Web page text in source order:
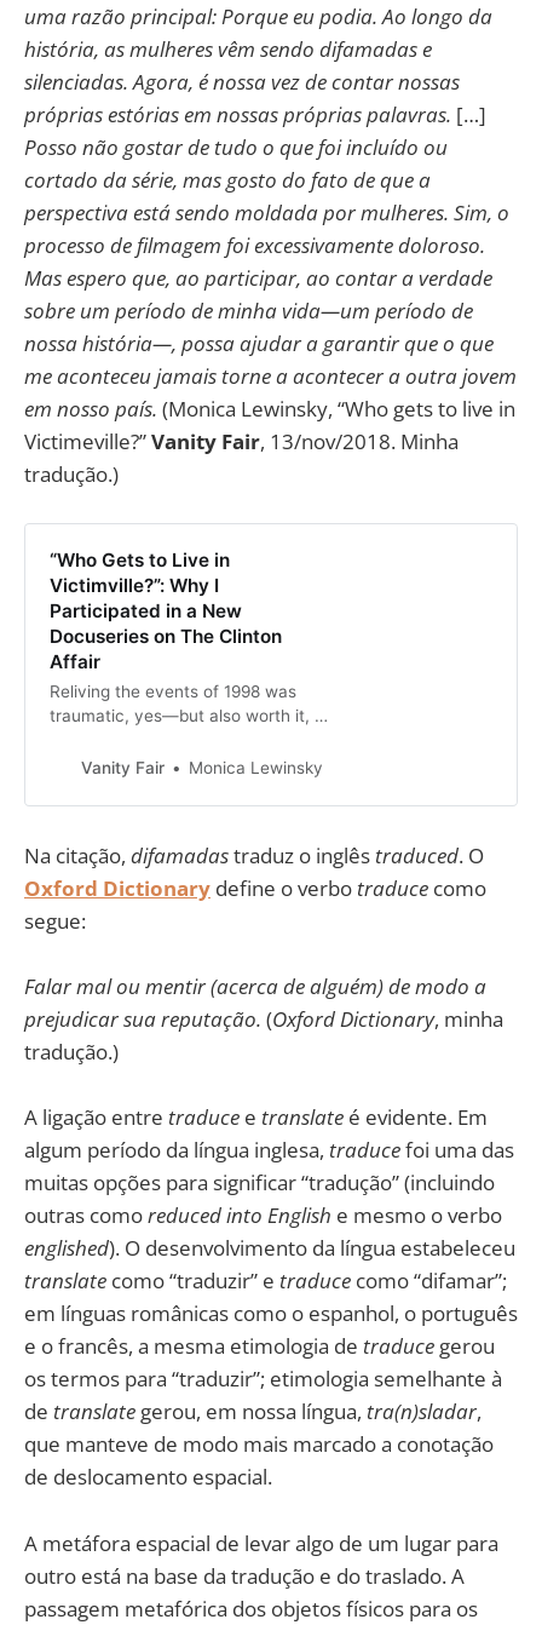
uma razão principal: Porque eu podia. Ao longo da
história, as mulheres vêm sendo difamadas e
silenciadas. Agora, é nossa vez de contar nossas
próprias estórias em nossas próprias palavras. […]
Posso não gostar de tudo o que foi incluído ou
cortado da série, mas gosto do fato de que a
perspectiva está sendo moldada por mulheres. Sim, o
processo de filmagem foi excessivamente doloroso.
Mas espero que, ao participar, ao contar a verdade
sobre um período de minha vida—um período de
nossa história—, possa ajudar a garantir que o que
me aconteceu jamais torne a acontecer a outra jovem
em nosso país. (Monica Lewinsky, “Who gets to live in
Victimeville?”Vanity Fair, 13/nov/2018. Minha
tradução.)
“Who Gets to Live in
Victimville?”: Why I
Participated in a New
Docuseries on The Clinton
Affair
Reliving the events of 1998 was
traumatic, yes—but also worth it, if
being “That Woman”-ed.
Vanity Fair Monica Lewinsky
Na citação, difamadastraduz o inglês traduced. O
Oxford Dictionary define o verbo traduce como
segue:
Falar mal ou mentir (acerca de alguém) de modo a
prejudicar sua reputação. (Oxford Dictionary, minha
tradução.)
A ligação entre traduce e translate é evidente. Em
algum período da língua inglesa, traducefoi uma das
muitas opções para significar “tradução” (incluindo
outras comoreduced into English e mesmo o verbo
englished). O desenvolvimento da língua estabeleceu
translate como “traduzir” e traduce como “difamar”;
em línguas românicas como o espanhol, o português
e o francês, a mesma etimologia de traduce gerou
os termos para “traduzir”; etimologia semelhante à
de translate gerou, em nossa língua, tra(n)sladar,
que manteve de modo mais marcado a conotação
de deslocamento espacial.
A metáfora espacial de levar algo de um lugar para
outro está na base da tradução e do traslado. A
passagem metafórica dos objetos físicos para os